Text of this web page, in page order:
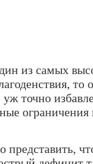
из самых
точно
представить,